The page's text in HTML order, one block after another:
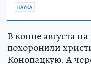
НАУКА
В конце августа
похоронили
Конопацкую. А